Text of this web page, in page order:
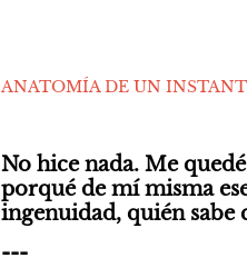
ANATOMÍA DE UN
No hice nada. Me
porqué de mí misma
ingenuidad, quién sabe
---